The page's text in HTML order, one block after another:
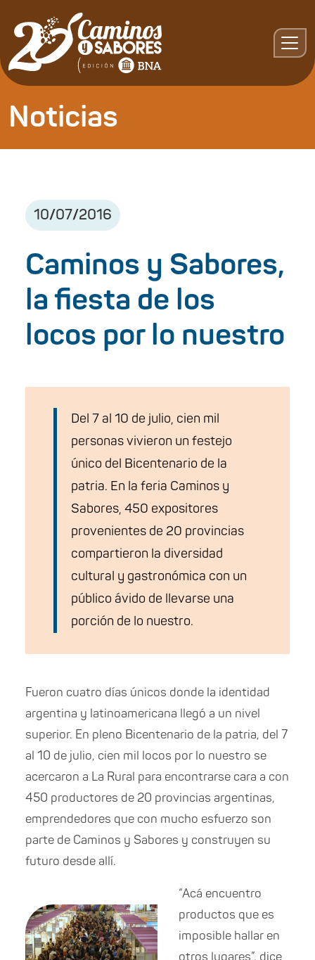
Noticias
10/07/2016
Caminos y Sabores,
la fiesta de los
locos por lo nuestro
Del 7 al 10 de julio, cien mil
personas vivieron un festejo
único del Bicentenario de la
patria. En la feria Caminos y
Sabores, 450 expositores
provenientes de 20 provincias
compartieron la diversidad
cultural y gastronómica con un
público ávido de llevarse una
porción de lo nuestro.
Fueron cuatro días únicos donde la identidad
argentina y latinoamericana llegó a un nivel
superior. En pleno Bicentenario de la patria, del 7
al 10 de julio, cien mil locos por lo nuestro se
acercaron a La Rural para encontrarse cara a con
450 productores de 20 provincias argentinas,
emprendedores que con mucho esfuerzo son
parte de Caminos y Sabores y construyen su
futuro desde allí.
“Acá encuentro
productos que es
imposible hallar en
otros lugares”, dice